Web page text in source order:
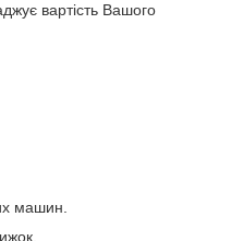
вартість Вашого
машин.